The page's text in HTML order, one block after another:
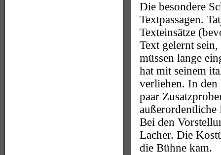
Die besondere
Textpassagen.
Texteinsätze
Text gelernt
müssen lange
hat mit seinem
verliehen. In den
paar
Bei den
Lacher. Die
die Bühne kam.